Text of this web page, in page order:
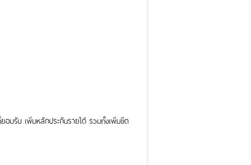
อมรับ เพิ่มหลักประกันรายได้ รวมทั้งเพิ่มขีด